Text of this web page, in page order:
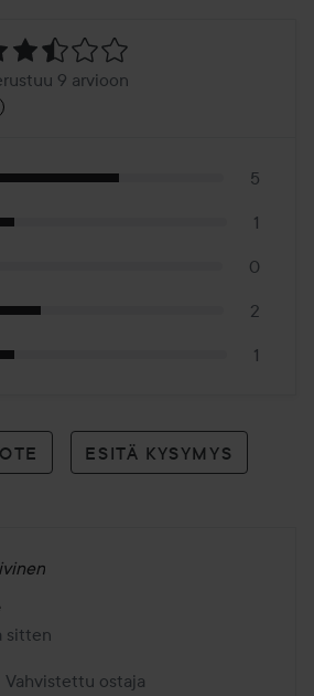
9 arvioon
5
1
0
2
1
ESITÄ KYSYMYS
sitten1 vuotta sitten
Vahvistettu ostaja